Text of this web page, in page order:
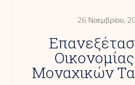
26 Νοεμβρίου,
Μοναχικών